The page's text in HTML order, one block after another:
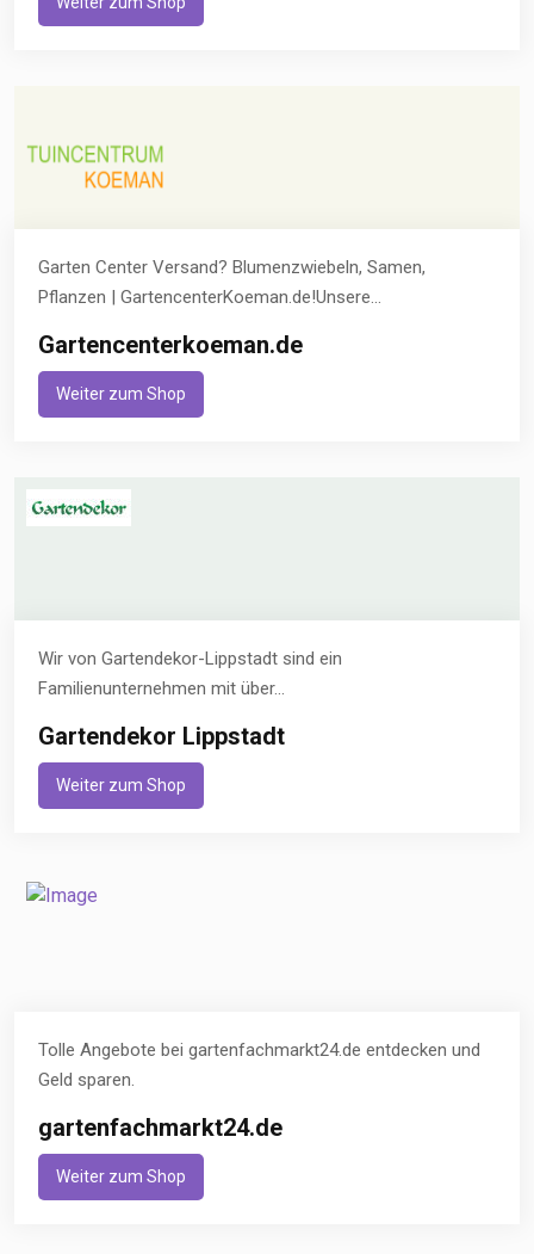
Garten Center Versand? Blumenzwiebeln, Samen,
Pflanzen | GartencenterKoeman.de!Unsere...
Gartencenterkoeman.de
Weiter zum Shop
Wir von Gartendekor-Lippstadt sind ein
Familienunternehmen mit über...
Gartendekor Lippstadt
Weiter zum Shop
Tolle Angebote bei gartenfachmarkt24.de entdecken und
Geld sparen.
gartenfachmarkt24.de
Weiter zum Shop